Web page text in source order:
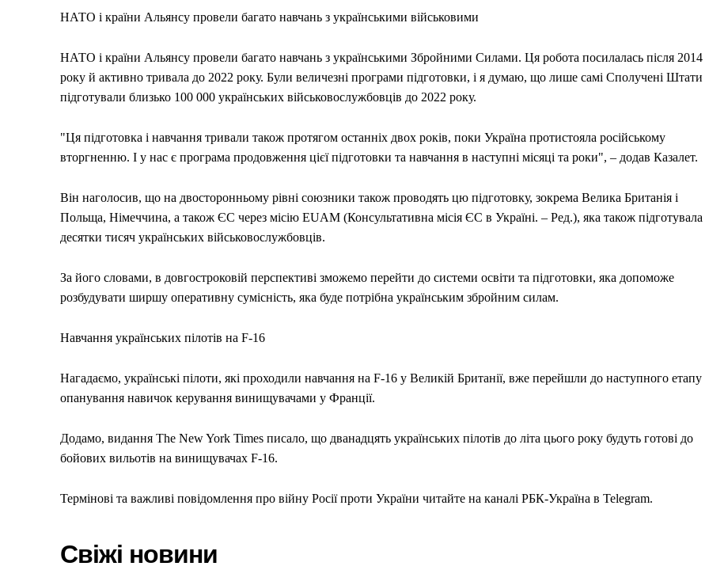
Меню
Україна
Економіка
Світ
НАТО і країни Альянсу провели багато навчань з українськими військовими
НАТО і країни Альянсу провели багато навчань з українськими Збройними Силами. Ця робота посилалась після 2014
року й активно тривала до 2022 року. Були величезні програми підготовки, і я думаю, що лише самі Сполучені Штати
підготували близько 100 000 українських військовослужбовців до 2022 року.
"Ця підготовка і навчання тривали також протягом останніх двох років, поки Україна протистояла російському
вторгненню. І у нас є програма продовження цієї підготовки та навчання в наступні місяці та роки", – додав Казалет.
Він наголосив, що на двосторонньому рівні союзники також проводять цю підготовку, зокрема Велика Британія і
Польща, Німеччина, а також ЄС через місію EUAM (Консультативна місія ЄС в Україні. – Ред.), яка також підготувала
десятки тисяч українських військовослужбовців.
За його словами, в довгостроковій перспективі зможемо перейти до системи освіти та підготовки, яка допоможе
розбудувати ширшу оперативну сумісність, яка буде потрібна українським збройним силам.
Навчання українських пілотів на F-16
Нагадаємо, українські пілоти, які проходили навчання на F-16 у Великій Британії, вже перейшли до наступного етапу
опанування навичок керування винищувачами у Франції.
Додамо, видання The New York Times писало, що дванадцять українських пілотів до літа цього року будуть готові до
бойових вильотів на винищувачах F-16.
Термінові та важливі повідомлення про війну Росії проти України читайте на каналі РБК-Україна в Telegram.
Свіжі новини